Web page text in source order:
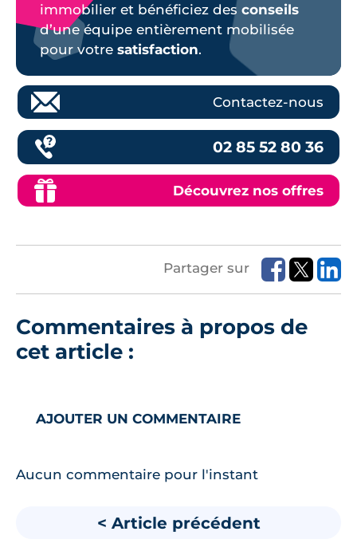
immobilier et bénéficiez des conseils
d’une équipe entièrement mobilisée
pour votre satisfaction.
Contactez-nous
02 85 52 80 36
Découvrez nos offres
Partager sur
Commentaires à propos de
cet article :
AJOUTER UN COMMENTAIRE
Aucun commentaire pour l'instant
< Article précédent